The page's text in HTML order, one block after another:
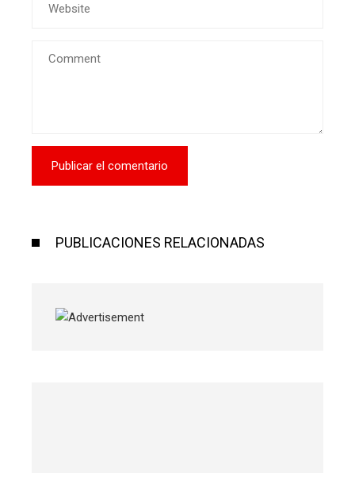
PUBLICACIONES RELACIONADAS